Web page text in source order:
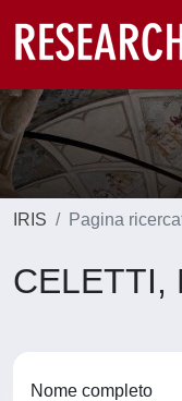
IRIS Pagina
CELETTI,
Nome completo